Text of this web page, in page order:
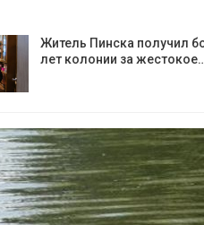
Житель Пинска получил
лет колонии за